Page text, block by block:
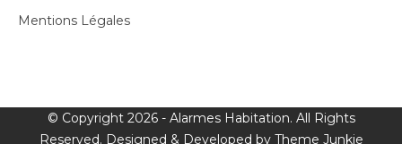
Mentions Légales
© Copyright 2026 - Alarmes Habitation. All Rights
Reserved. Designed & Developed by Theme Junkie